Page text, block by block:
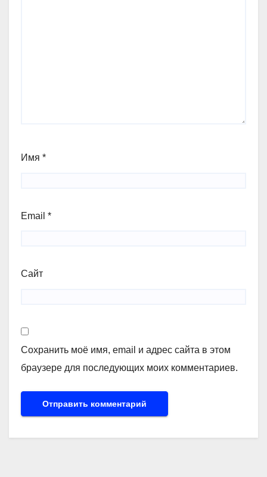
Имя *
Email *
Сайт
Сохранить моё имя, email и адрес сайта в этом
браузере для последующих моих комментариев.